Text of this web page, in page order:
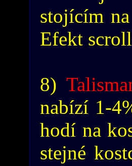
stojícím
Efekt
8)
nabízí 1-
hodí na
stejné